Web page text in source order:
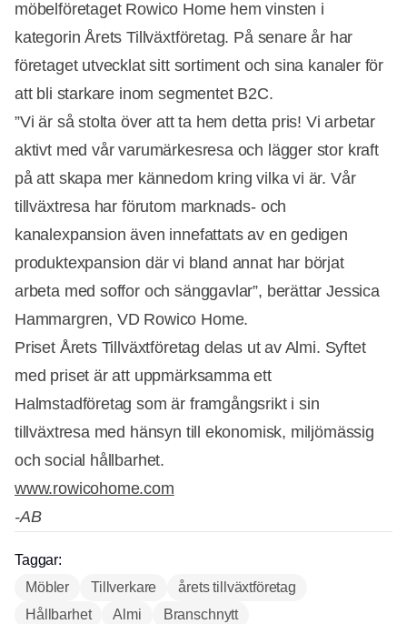
möbelföretaget Rowico Home hem vinsten i
kategorin Årets Tillväxtföretag. På senare år har
företaget utvecklat sitt sortiment och sina kanaler för
att bli starkare inom segmentet B2C.
”Vi är så stolta över att ta hem detta pris! Vi arbetar
aktivt med vår varumärkesresa och lägger stor kraft
på att skapa mer kännedom kring vilka vi är. Vår
tillväxtresa har förutom marknads- och
kanalexpansion även innefattats av en gedigen
produktexpansion där vi bland annat har börjat
arbeta med soffor och sänggavlar”, berättar Jessica
Hammargren, VD Rowico Home.
Annons
Priset Årets Tillväxtföretag delas ut av Almi. Syftet
med priset är att uppmärksamma ett
Halmstadföretag som är framgångsrikt i sin
tillväxtresa med hänsyn till ekonomisk, miljömässig
och social hållbarhet.
www.rowicohome.com
-AB
Taggar:
Möbler
Tillverkare
årets tillväxtföretag
Hållbarhet
Almi Branschnytt